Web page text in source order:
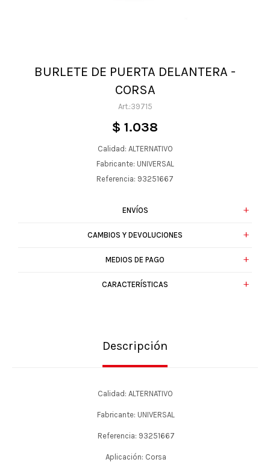
BURLETE DE PUERTA DELANTERA -
CORSA
39715
$ 1.038
Calidad: ALTERNATIVO
Fabricante: UNIVERSAL
Referencia: 93251667
ENVÍOS
CAMBIOS Y DEVOLUCIONES
MEDIOS DE PAGO
CARACTERÍSTICAS
Descripción
Calidad: ALTERNATIVO
Fabricante: UNIVERSAL
Referencia: 93251667
Aplicación: Corsa